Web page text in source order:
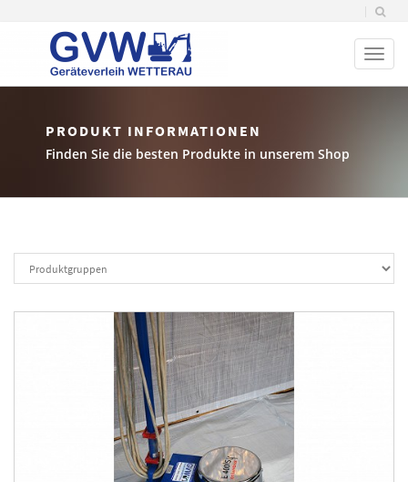
PRODUKT INFORMATIONEN
Finden Sie die besten Produkte in unserem Shop